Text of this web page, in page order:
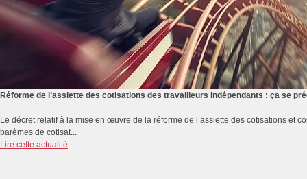
Réforme de l’assiette des cotisations des travailleurs indépendants : ça se
Le décret relatif à la mise en œuvre de la réforme de l’assiette des cotisations et
barèmes de cotisat...
Lire cette actualité